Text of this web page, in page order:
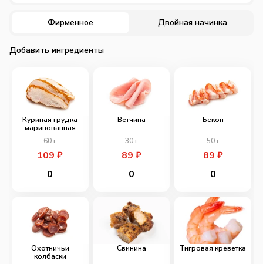
Фирменное Двойная начинка
Добавить ингредиенты
Куриная грудка
маринованная
60 г
109₽
0
Ветчина
30г
89 ₽
0
Бекон
50г
89 ₽
0
Охотничьи
колбаски
Свинина Тигровая креветка